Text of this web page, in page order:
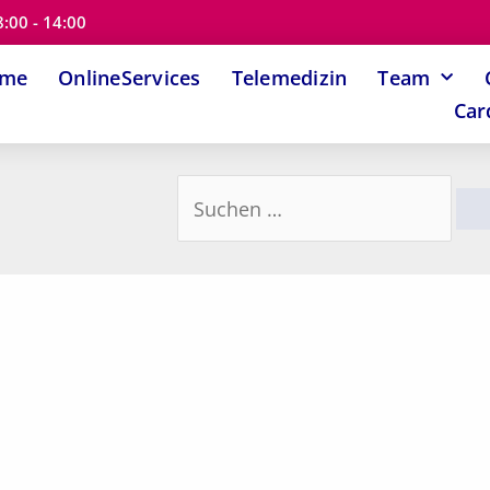
- 14:00
OnlineServices Telemedizin Team
nach: